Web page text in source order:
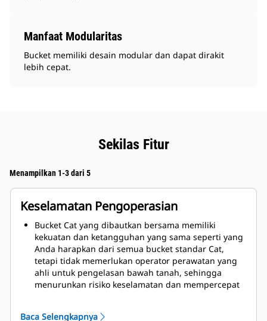
Manfaat Modularitas
Bucket memiliki desain modular dan dapat dirakit
lebih cepat.
Sekilas Fitur
Menampilkan 1-3 dari 5
Keselamatan Pengoperasian
Bucket Cat yang dibautkan bersama memiliki
kekuatan dan ketangguhan yang sama seperti yang
Anda harapkan dari semua bucket standar Cat,
tetapi tidak memerlukan operator perawatan yang
ahli untuk pengelasan bawah tanah, sehingga
menurunkan risiko keselamatan dan mempercepat
Baca Selengkapnya